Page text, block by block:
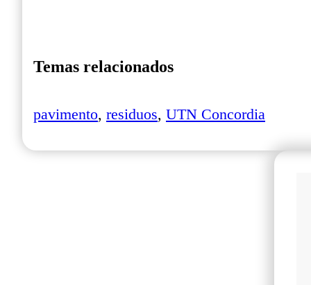
Temas relacionados
pavimento, residuos, UTN Concordia